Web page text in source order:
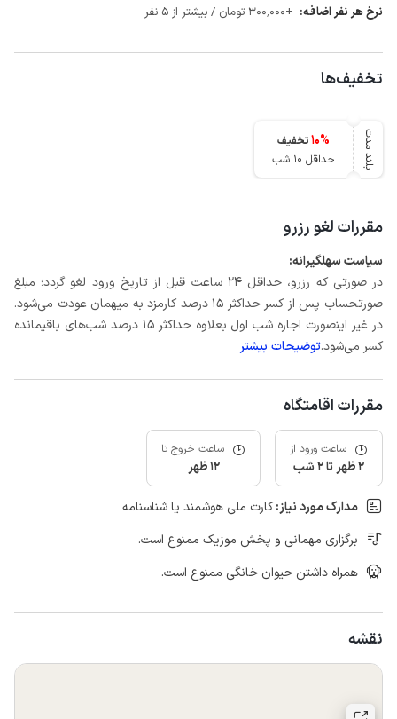
نرخ هر نفر اضافه: +300٬000 تومان / بیشتر از 5 نفر
تخفیف‌ها
بلند مدت 10%
تخفیف
حداقل 10 شب
مقررات لغو رزرو
سیاست سهلگیرانه:
در صورتی که رزرو، حداقل ۲۴ ساعت قبل از تاریخ ورود لغو گردد؛ مبلغ
صورتحساب پس از کسر حداکثر 15 درصد کارمزد به میهمان عودت می‌شود.
در غیر اینصورت اجاره شب اول بعلاوه حداکثر 15 درصد شب‌های باقیمانده
کسر می‌شود.توضیحات بیشتر
مقررات اقامتگاه
ساعت ورود از
2 ظهر تا 2 شب
ساعت خروج تا
12 ظهر
مدارک مورد نیاز:کارت ملی هوشمند یا شناسنامه
برگزاری مهمانی و پخش موزیک ممنوع است.
همراه داشتن حیوان خانگی ممنوع است.
نقشه